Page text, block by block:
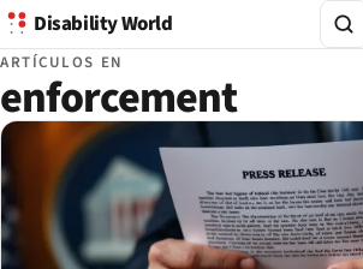
Disability World
ARTÍCULOS EN
enforcement